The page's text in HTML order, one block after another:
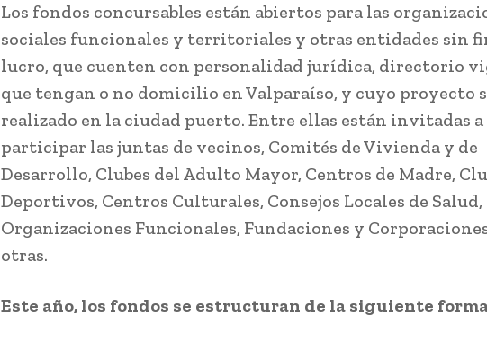
Los fondos concursables están abiertos para las
sociales funcionales y territoriales y otras entidades sin
lucro, que cuenten con personalidad jurídica, directorio
que tengan o no domicilio en Valparaíso, y cuyo proyecto
realizado en la ciudad puerto. Entre ellas están invitadas a
participar las juntas de vecinos, Comités de Vivienda y de
Desarrollo, Clubes del Adulto Mayor, Centros de Madre,
Deportivos, Centros Culturales, Consejos Locales de Salud,
Organizaciones Funcionales, Fundaciones y
otras.
Este año, los fondos se estructuran de la siguiente